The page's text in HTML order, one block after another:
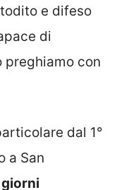
e difeso
di
preghiamo con
dal 1°
a San